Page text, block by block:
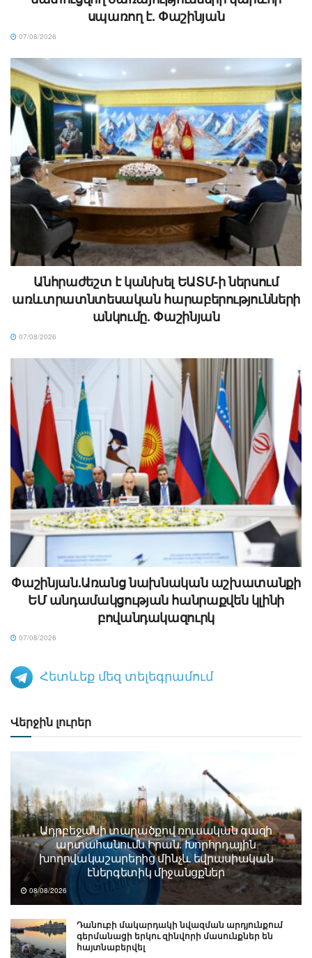
սպառող է. Փաշինյան
07/08/2026
Անհրաժեշտ է կանխել ԵԱՏՄ-ի ներսում
առևտրատնտեսական հարաբերությունների
անկումը. Փաշինյան
07/08/2026
Փաշինյան.Առանց նախնական աշխատանքի
ԵՄ անդամակցության հանրաքվեն կլինի
բովանդակազուրկ
07/08/2026
Հետևեք մեզ տելեգրամում
Վերջին լուրեր
Ադրբեջանի տարածքով ռուսական գազի
արտահանումն Իրան. Խորհրդային
խողովակաշարերից մինչև եվրասիական
էներգետիկ միջանցքներ
08/08/2026
Դանուբի մակարդակի նվազման արդյունքում
գերմանացի երկու զինվորի մասունքներ են
հայտնաբերվել